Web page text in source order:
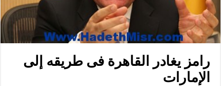
رامز يغادر القاهرة فى طريقه إلى
الإمارات